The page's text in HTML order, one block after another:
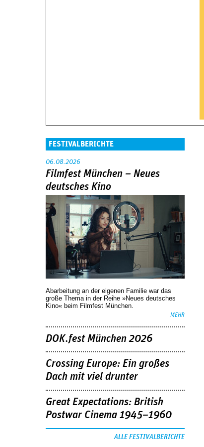
FESTIVALBERICHTE
06.08.2026
Filmfest München – Neues
deutsches Kino
Abarbeitung an der eigenen Familie war das
große Thema in der Reihe »Neues deutsches
Kino« beim Filmfest München.
MEHR
DOK.fest München 2026
Crossing Europe: Ein großes
Dach mit viel drunter
Great Expectations: British
Postwar Cinema 1945–1960
ALLE FESTIVALBERICHTE